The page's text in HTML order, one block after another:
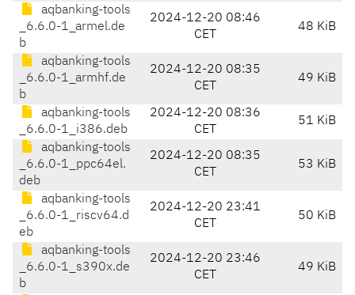
aqbanking-tools
_6.6.0-1_armel.de
b
2024-12-20 08:46
CET
48 KiB
aqbanking-tools
_6.6.0-1_armhf.de
b
2024-12-20 08:35
CET
49 KiB
aqbanking-tools
_6.6.0-1_i386.deb
2024-12-20 08:36
CET
51 KiB
aqbanking-tools
_6.6.0-1_ppc64el.
deb
2024-12-20 08:35
CET
53 KiB
aqbanking-tools
_6.6.0-1_riscv64.d
eb
2024-12-20 23:41
CET
50 KiB
aqbanking-tools
_6.6.0-1_s390x.de
b
2024-12-20 23:46
CET
49 KiB